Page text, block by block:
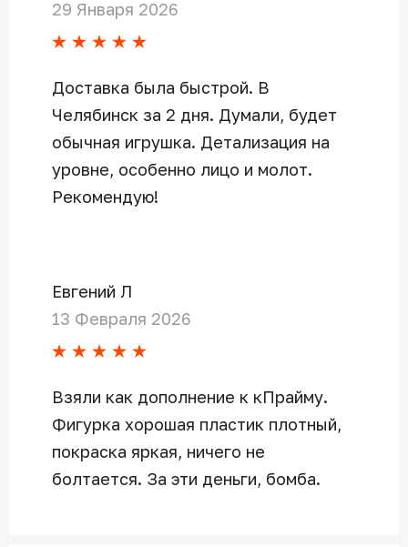
29 Января 2026
Доставка была быстрой. В
Челябинск за 2 дня. Думали, будет
обычная игрушка. Детализация на
уровне, особенно лицо и молот.
Рекомендую!
Евгений Л
13 Февраля 2026
Взяли как дополнение к кПрайму.
Фигурка хорошая пластик плотный,
покраска яркая, ничего не
болтается. За эти деньги, бомба.